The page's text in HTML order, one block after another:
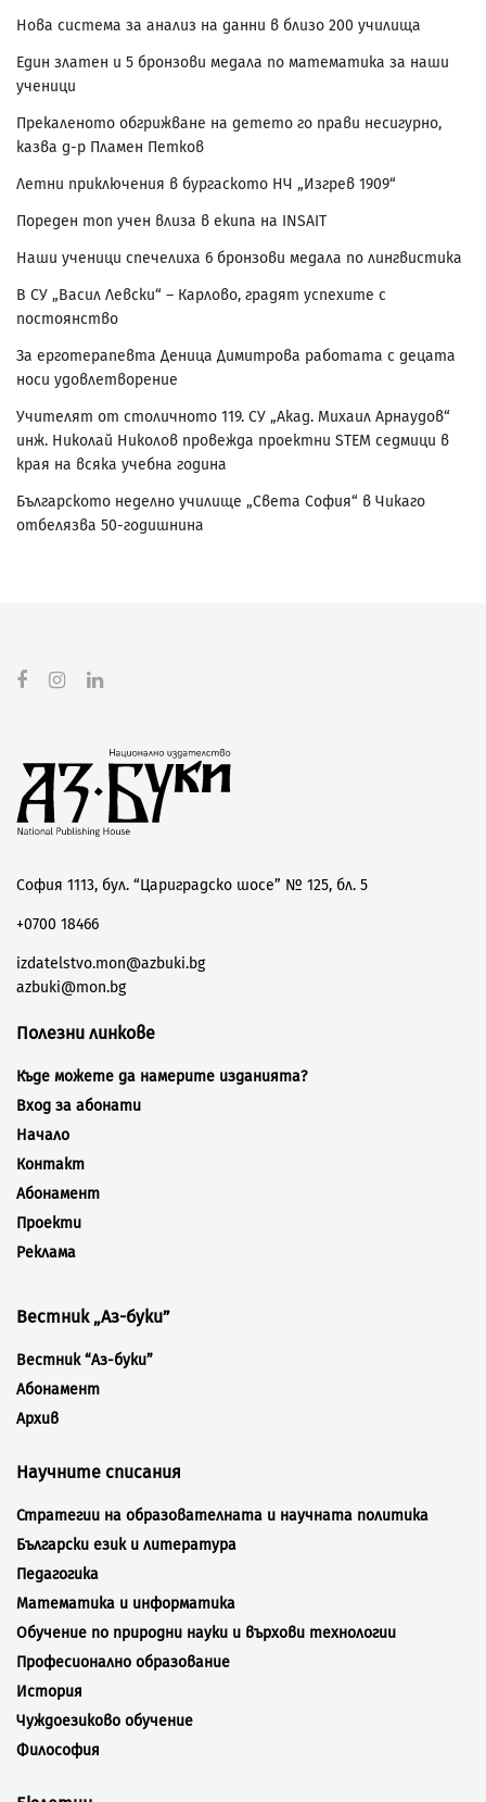
Нова система за анализ на данни в близо 200 училища
Един златен и 5 бронзови медала по математика за наши
ученици
Прекаленото обгрижване на детето го прави несигурно,
казва д-р Пламен Петков
Летни приключения в бургаското НЧ „Изгрев 1909“
Пореден топ учен влиза в екипа на INSAIT
Наши ученици спечелиха 6 бронзови медала по лингвистика
В СУ „Васил Левски“ – Карлово, градят успехите с
постоянство
За ерготерапевта Деница Димитрова работата с децата
носи удовлетворение
Учителят от столичното 119. СУ „Акад. Михаил Арнаудов“
инж. Николай Николов провежда проектни STEM седмици в
края на всяка учебна година
Българското неделно училище „Света София“ в Чикаго
отбелязва 50-годишнина
София 1113, бул. “Цариградско шосе” № 125, бл. 5
+0700 18466
izdatelstvo.mon@azbuki.bg
azbuki@mon.bg
Полезни линкове
Къде можете да намерите изданията?
Вход за абонати
Начало
Контакт
Абонамент
Проекти
Реклама
Вестник „Аз-буки”
Вестник “Аз-буки”
Абонамент
Архив
Научните списания
Стратегии на образователната и научната политика
Български език и литература
Педагогика
Математика и информатика
Обучение по природни науки и върхови технологии
Професионално образование
История
Чуждоезиково обучение
Философия